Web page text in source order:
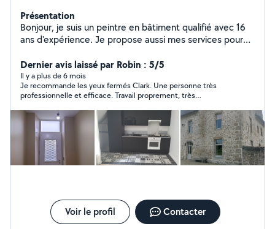
Présentation
Bonjour, je suis un peintre en bâtiment qualifié avec 16
ans d'expérience. Je propose aussi mes services pour
jardinage et autre) Je suis polyvalent.
Dernier avis laissé par Robin : 5/5
Il y a plus de 6 mois
Je recommande les yeux fermés Clark. Une personne très
professionnelle et efficace. Travail proprement, très
de la peinture et de la tapisserie, le résultat est parfait.
N’hésitez pas à le contacter et vous ne serez pas déçus.
Voir le profil Contacter